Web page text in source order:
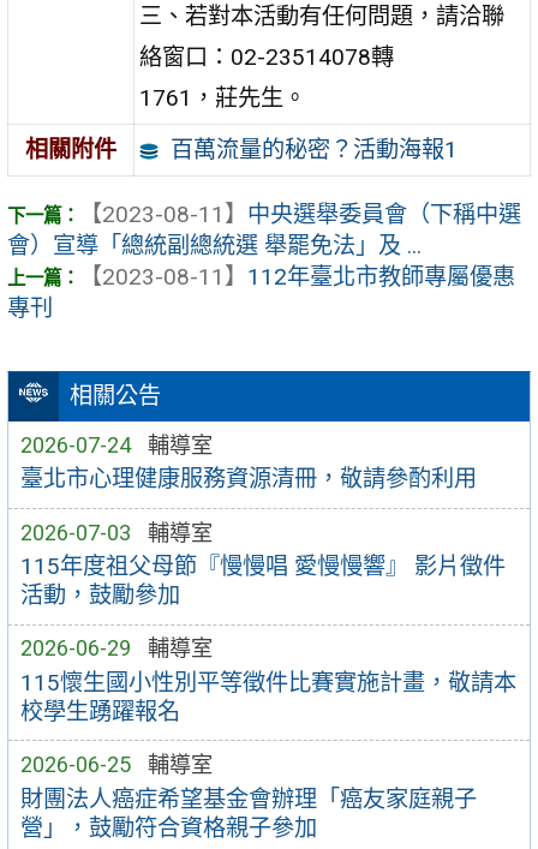
相關公告
2026-07-24 輔導室
臺北市心理健康服務資源清冊，敬請參酌利用
2026-07-03 輔導室
115年度祖父母節『慢慢唱 愛慢慢響』 影片徵件
活動，鼓勵參加
2026-06-29 輔導室
115懷生國小性別平等徵件比賽實施計畫，敬請本
校學生踴躍報名
2026-06-25 輔導室
財團法人癌症希望基金會辦理「癌友家庭親子
營」，鼓勵符合資格親子參加
三、若對本活動有任何問題，請洽聯
絡窗口：02-23514078轉
1761，莊先生。
相關附件
百萬流量的秘密？活動海報1
【2023-08-11】 中央選舉委員會（下稱中選
會）宣導「總統副總統選 舉罷免法」及 ...
【2023-08-11】 112年臺北市教師專屬優惠
專刊